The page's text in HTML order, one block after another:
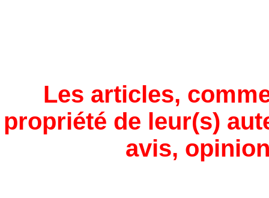
Les articles,
propriété de leur(s)
avis,